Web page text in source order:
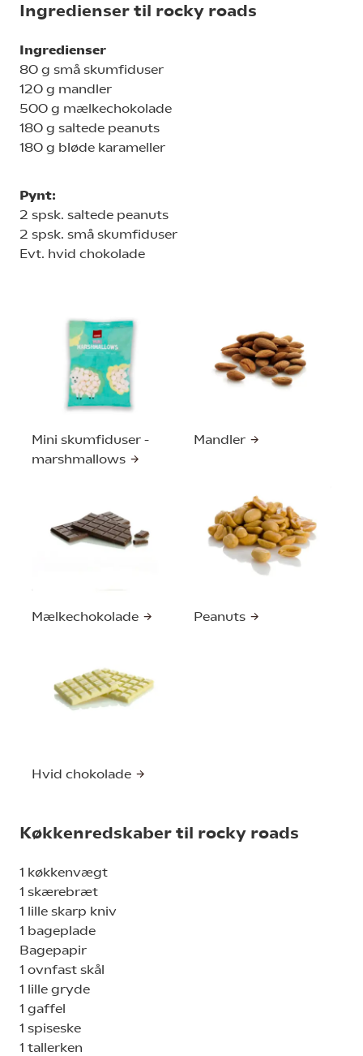
Ingredienser til rocky roads
Ingredienser
80 g små skumfiduser
120 g mandler
500 g mælkechokolade
180 g saltede peanuts
180 g bløde karameller
Pynt:
2 spsk. saltede peanuts
2 spsk. små skumfiduser
Evt. hvid chokolade
Mini skumfiduser -
marshmallows
Mandler
Mælkechokolade Peanuts
Hvid chokolade
Køkkenredskaber til rocky roads
1 køkkenvægt
1 skærebræt
1 lille skarp kniv
1 bageplade
Bagepapir
1 ovnfast skål
1 lille gryde
1 gaffel
1 spiseske
1 tallerken